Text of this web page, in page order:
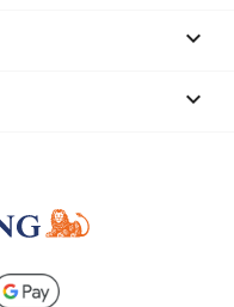

keyboard_arrow_down